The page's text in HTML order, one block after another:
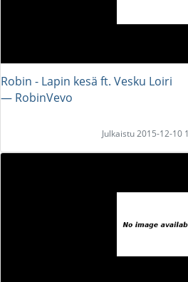
Robin - Lapin kesä ft. Vesku Loiri
― RobinVevo
Julkaistu 2015-12-10